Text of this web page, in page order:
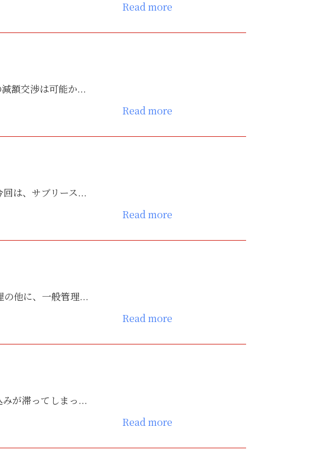
Read more
額交渉は可能か...
Read more
は、サブリース...
Read more
他に、一般管理...
Read more
が滞ってしまっ...
Read more